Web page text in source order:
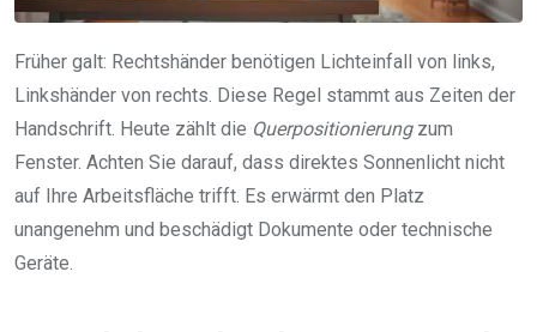
Früher galt: Rechtshänder benötigen Lichteinfall von links,
Linkshänder von rechts. Diese Regel stammt aus Zeiten der
Handschrift. Heute zählt die Querpositionierungzum
Fenster. Achten Sie darauf, dass direktes Sonnenlicht nicht
auf Ihre Arbeitsfläche trifft. Es erwärmt den Platz
unangenehm und beschädigt Dokumente oder technische
Geräte.